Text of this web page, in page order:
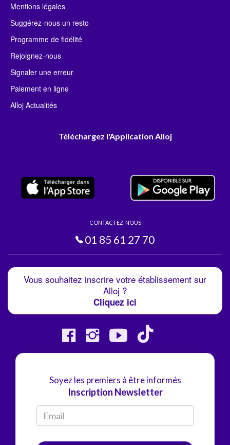
Mentions légales
Suggérez-nous un resto
Programme de fidélité
Rejoignez-nous
Signaler une erreur
Paiement en ligne
Alloj Actualités
Téléchargez l'Application Alloj
CONTACTEZ-NOUS
01 85 61 27 70
Vous souhaitez inscrire votre établissement sur
Alloj ?
Cliquez ici
Soyez les premiers à être informés
Inscription Newsletter